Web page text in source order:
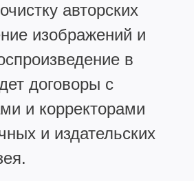
авторских
изображений и
в
договоры с
и корректорами
и издательских